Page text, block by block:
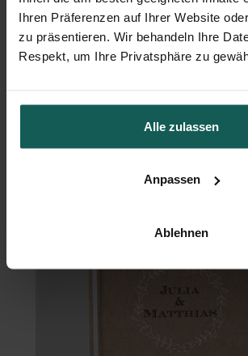
Ihren Präferenzen auf Ihrer Website
zu präsentieren. Wir behandeln Ihre
Respekt, um Ihre Privatsphäre zu
Alle zulassen
Anpassen
Ablehnen